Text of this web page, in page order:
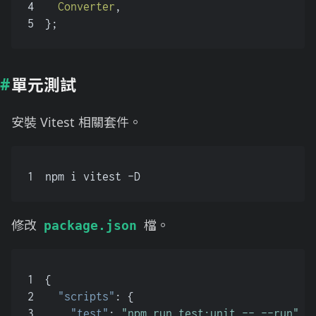
4
5
Converter ,
};
單元測試
安裝 Vitest 相關套件。
1 npm i vitest -D
修改 package.json 檔。
1
2
3
{
"scripts" :
{
"test" : "npm run test:unit -- --run"